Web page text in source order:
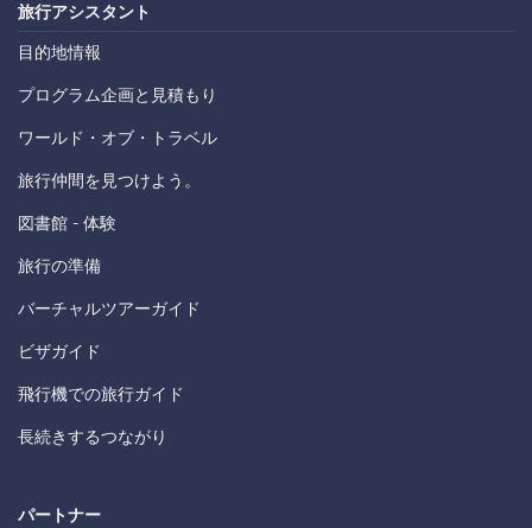
旅行アシスタント
目的地情報
プログラム企画と見積もり
ワールド・オブ・トラベル
旅行仲間を見つけよう。
図書館 - 体験
旅行の準備
バーチャルツアーガイド
ビザガイド
飛行機での旅行ガイド
長続きするつながり
パートナー